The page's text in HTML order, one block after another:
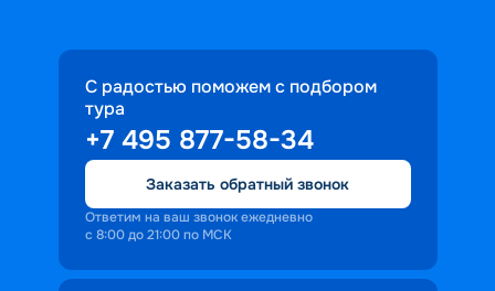
С радостью поможем с подбором
тура
+7 495 877-58-34
Заказать обратный звонок
Ответим на ваш звонок ежедневно
с 8:00 до 21:00 по МСК